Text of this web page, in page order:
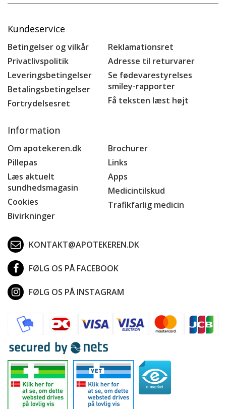
Kundeservice
Betingelser og vilkår
Privatlivspolitik
Leveringsbetingelser
Betalingsbetingelser
Fortrydelsesret
Reklamationsret
Adresse til returvarer
Se fødevarestyrelses
smiley-rapporter
Få teksten læst højt
Information
Om apotekeren.dk
Pillepas
Læs aktuelt
sundhedsmagasin
Cookies
Bivirkninger
Brochurer
Links
Apps
Medicintilskud
Trafikfarlig medicin
KONTAKT@APOTEKEREN.DK
FØLG OS PÅ FACEBOOK
FØLG OS PÅ INSTAGRAM